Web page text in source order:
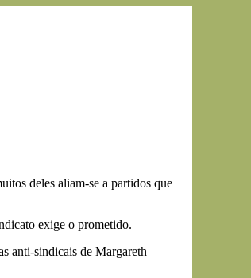
deles aliam-se a partidos que
exige o prometido.
anti-sindicais de Margareth